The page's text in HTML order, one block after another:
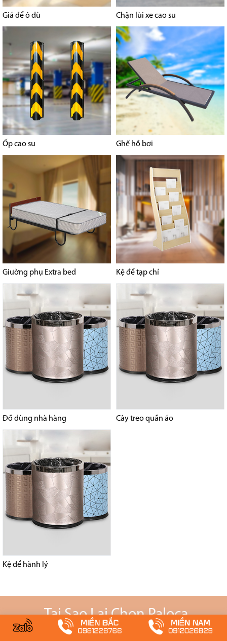
Giá để ô dù Chặn lùi xe cao su
Ốp cao su Ghế hồ bơi
Giường phụ Extra bed Kệ để tạp chí
Đồ dùng nhà hàng Cây treo quần áo
Kệ để hành lý
Tại Sao Lại Chọn Paloca
Sản phẩm của Paloca đều trải qua quy trình kiểm